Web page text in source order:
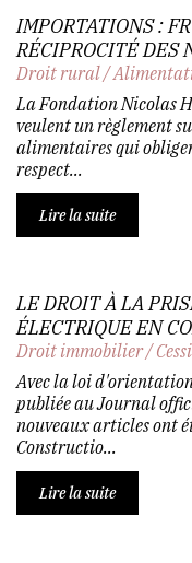
IMPORTATIONS :
RÉCIPROCITÉ DES
Droit rural/
La Fondation Nicolas
veulent un règlement
alimentaires qui
respect...
Lire la suite
LE DROIT À LA
ÉLECTRIQUE EN
Droit immobilier/
Avec la loi
publiée au Journal
nouveaux articles ont
Constructio...
Lire la suite